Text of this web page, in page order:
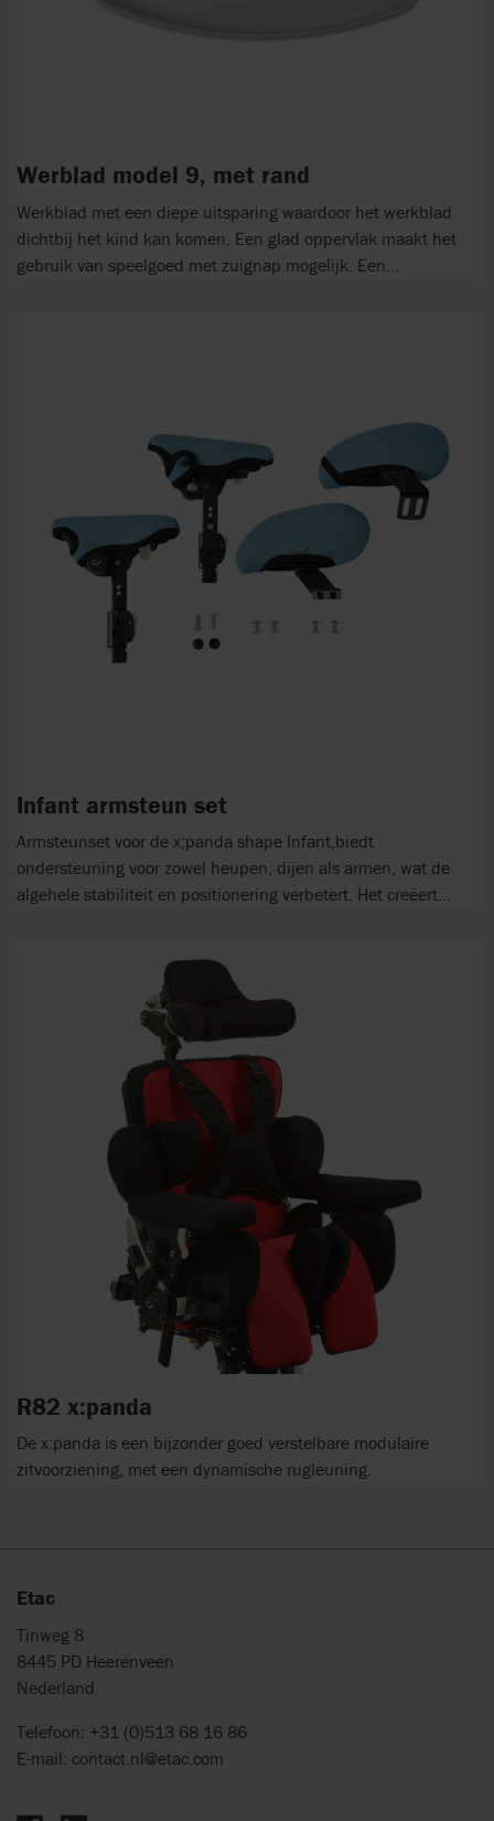
Werblad model 9, met rand
Werkblad met een diepe uitsparing waardoor het werkblad
dichtbij het kind kan komen. Een glad oppervlak maakt het
gebruik van speelgoed met zuignap mogelijk. Een...
Infant armsteun set
Armsteunset voor de x;panda shape Infant,biedt
ondersteuning voor zowel heupen, dijen als armen, wat de
algehele stabiliteit en positionering verbetert. Het creëert...
R82 x:panda
De x:panda is een bijzonder goed verstelbare modulaire
zitvoorziening, met een dynamische rugleuning.
Etac
Tinweg 8
8445 PD Heerenveen
Nederland
Telefoon: +31 (0)513 68 16 86
E-mail: contact.nl@etac.com